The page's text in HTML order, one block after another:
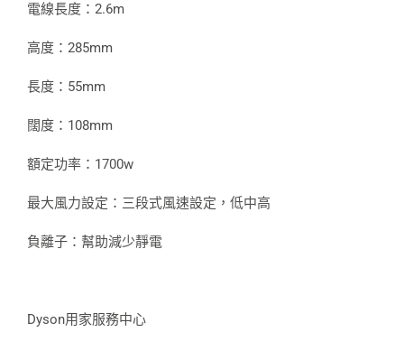
電線長度：2.6m
高度：285mm
長度：55mm
闊度：108mm
額定功率：1700w
最大風力設定：三段式風速設定，低中高
負離子：幫助減少靜電
Dyson用家服務中心